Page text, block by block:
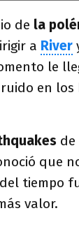
de la
a River
le
en
de
que
tiempo
valor.